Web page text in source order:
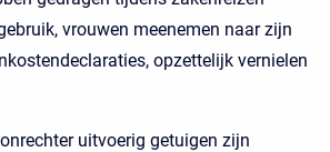
vrouwen meenemen naar zijn
opzettelijk vernielen
uitvoerig getuigen zijn